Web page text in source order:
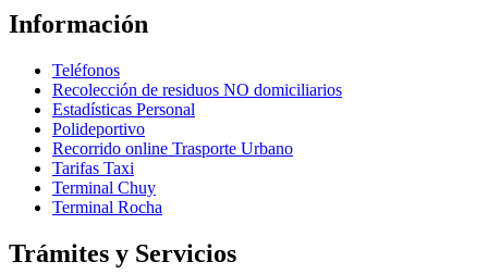
Información
Teléfonos
Recolección de residuos NO domiciliarios
Estadísticas Personal
Polideportivo
Recorrido online Trasporte Urbano
Tarifas Taxi
Terminal Chuy
Terminal Rocha
Trámites y Servicios